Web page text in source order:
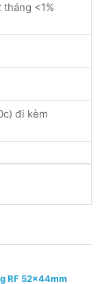
<1%
đi kèm
RF 52x44mm